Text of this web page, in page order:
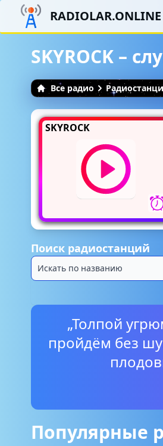
RADIOLAR.ONLINE
SKYROCK –
Все радио
SKYROCK
Поиск радиостанций
„Толпой
пройдём без
Популярные